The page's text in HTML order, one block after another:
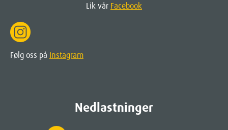
Lik vår Facebook
Følg oss på Instagram
Nedlastninger